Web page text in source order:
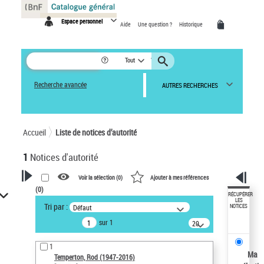
Espace personnel Aide Une question ? Historique
Tout
Recherche avancée AUTRES RECHERCHES
Accueil Liste de notices d’autorité
1 Notices d'autorité
VOTRE RECHERCHE
Recherche avancée dans les
notices d’autorité
Œuvres liées à l'auteur :
Temperton, Rod (1947-2016)
Voir la sélection (0) Ajouter à mes références
(0)
Tri par : Défaut
sur 1
20
résultats/page
1
Temperton, Rod (1947-2016)
RÉCUPÉRER
LES
NOTICES
Ma
Panneau de gestion des cookies